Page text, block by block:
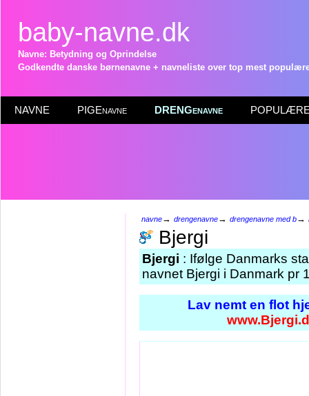
baby-navne.dk
Navne: Betydning og Oprindelse
Godkendte danske børnenavne + navneliste over top mest
NAVNE PIGEnavne DRENGenavne POPULÆRE
navne→ drengenavne→ drengenavne med b→
Bjergi
Bjergi : Ifølge Danmarks
navnet Bjergi i Danmark pr
Lav nemt en flot